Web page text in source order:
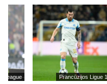
League Prancūzijos Ligue 1